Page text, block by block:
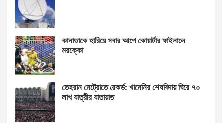
কানাডাকে হারিয়ে সবার আগে কোয়ার্টার ফাইনালে
মরক্কো
তেহরান মেট্রোতে রেকর্ড: খামেনির শেষবিদায় ঘিরে ৭০
লাখ যাত্রীর যাতায়াত